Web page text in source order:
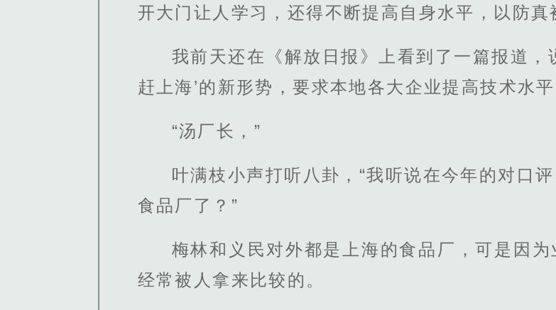
开大门让人学习，还得不断提高自身水平，以防真
我前天还在《解放日报》上看到了一篇报道，
赶上海’的新形势，要求本地各大企业提高技术水
“汤厂长，”
叶满枝小声打听八卦，“我听说在今年的对口
食品厂了？”
梅林和义民对外都是上海的食品厂，可是因
经常被人拿来比较的。